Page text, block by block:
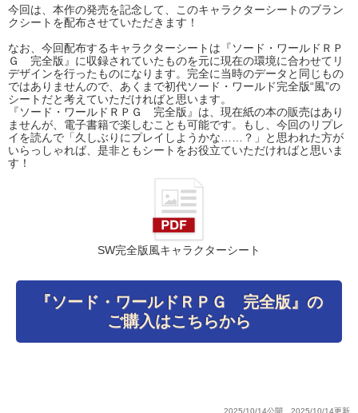
今回は、本作の発売を記念して、このキャラクターシートのブラン
クシートを配布させていただきます！
なお、今回配布するキャラクターシートは『ソード・ワールドＲＰ
Ｇ 完全版』に収録されていたものを元に現在の環境に合わせてリ
デザインを行ったものになります。完全に当時のデータと同じもの
ではありませんので、あくまで初代ソード・ワールド完全版“風”の
シートだと考えていただければと思います。
『ソード・ワールドＲＰＧ 完全版』は、現在紙の本の販売はあり
ませんが、電子書籍で楽しむことも可能です。もし、今回のリプレ
イを読んで「久しぶりにプレイしようかな……？」と思われた方が
いらっしゃれば、是非ともシートをお役立ていただければと思いま
す！
SW完全版風キャラクターシート
『ソード・ワールドＲＰＧ 完全版』の
ご購入はこちらから
2025/10/14公開 2025/10/14更新